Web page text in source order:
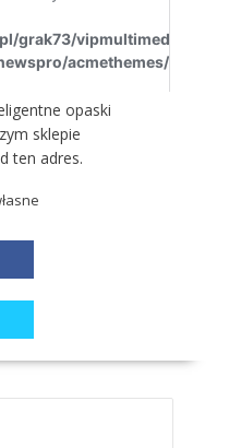
opaski
sklepie
ten adres.